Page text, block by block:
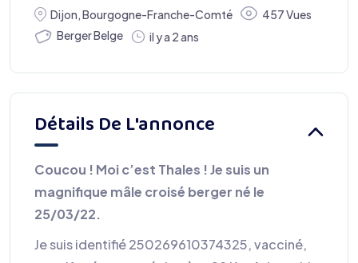
Dijon,Bourgogne-Franche-Comté
457 Vues
Berger Belge
il y a 2 ans
Détails De L'annonce
Coucou ! Moi c’est Thales ! Je suis un
magnifique mâle croisé berger né le
25/03/22.
Je suis identifié 250269610374325, vacciné,